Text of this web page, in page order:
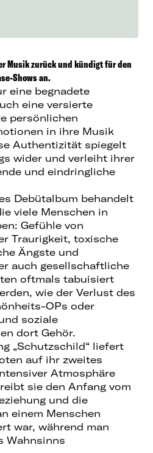
Musik zurück und kündigt für den
Shows an.
eine begnadete
eine versierte
persönlichen
in ihre Musik
Authentizität spiegelt
wider und verleiht ihrer
und eindringliche
Debütalbum behandelt
viele Menschen in
Gefühle von
Traurigkeit, toxische
Ängste und
auch gesellschaftliche
oftmals tabuisiert
wie der Verlust des
OPs oder
soziale
dort Gehör.
„Schutzschild“ liefert
auf ihr zweites
Atmosphäre
sie den Anfang vom
und die
einem Menschen
war, während man
Wahnsinns